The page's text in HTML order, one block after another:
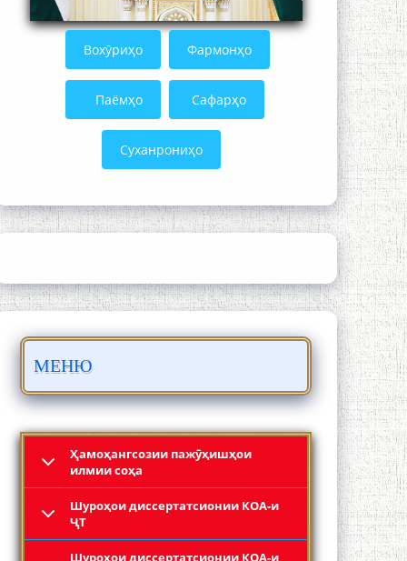
Вохӯриҳо Фармонҳо
Паёмҳо Сафарҳо
Суханрониҳо
МЕНЮ
Ҳамоҳангсозии пажӯҳишҳои
илмии соҳа
Шyроҳои диссертатсионии КОА-и
ҶТ
Шyроҳои диссертатсионии КОА-и
Кадамчо Худои Шарифзода
Раҳимӣ
Раҳимӣ